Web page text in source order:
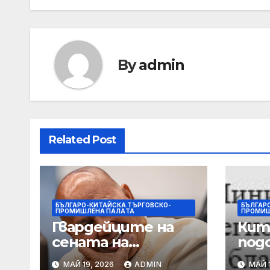
Byadmin
Related Post
БЪЛГАРО-КИТАЙСКА ТЪРГОВСКО-
ПРОМИШЛЕНА ПАЛAТА
Гвардейците на
сената на
Филипините са
МАЙ 19, 2026 ADMIN МАЙ